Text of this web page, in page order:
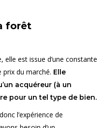
forêt
elle est issue d’une constante
prix du marché. Elle
acquéreur (à un
pour un tel type de bien.
l’expérience de